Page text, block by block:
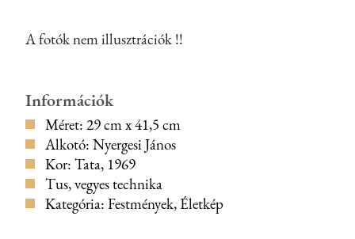
A fotók nem illusztrációk !!
Információk
Méret: 29 cm x 41,5 cm
Alkotó: Nyergesi János
Kor: Tata, 1969
Tus, vegyes technika
Kategória: Festmények, Életkép